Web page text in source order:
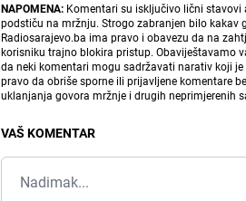
NAPOMENA: Komentari su isključivo lični
podstiču na mržnju. Strogo zabranjen bilo kakav
Radiosarajevo.ba ima pravo i obavezu da na
korisniku trajno blokira pristup. Obaviještavamo
da neki komentari mogu sadržavati narativ koji
pravo da obriše sporne ili prijavljene komentare
uklanjanja govora mržnje i drugih neprimjerenih
VAŠ KOMENTAR